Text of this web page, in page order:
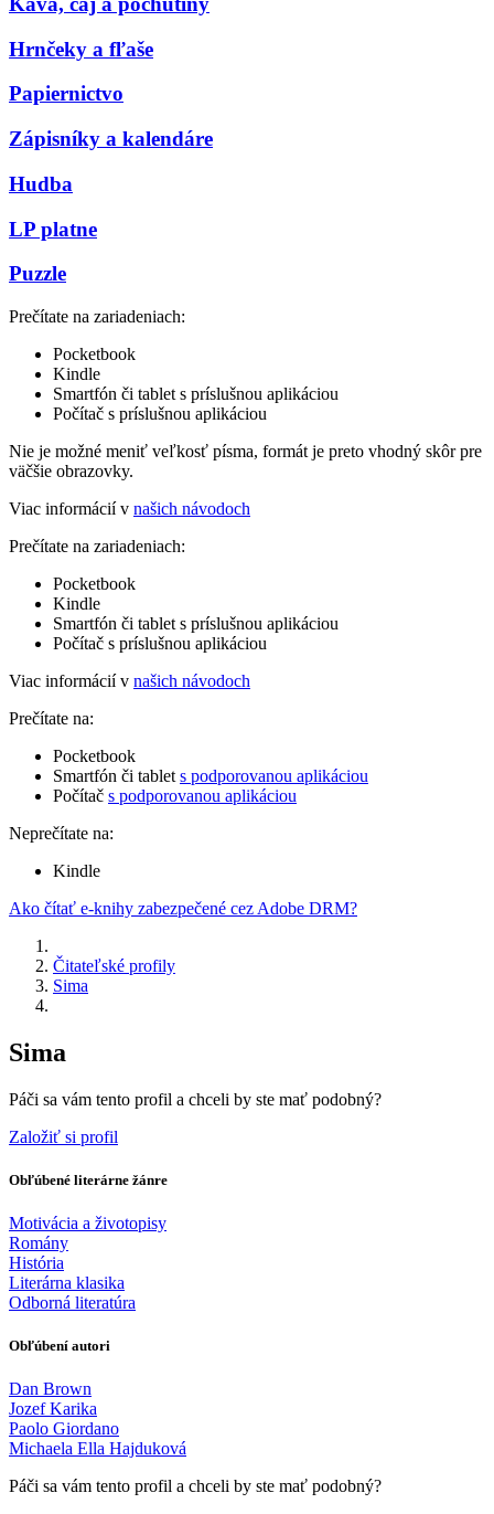
Hrnčeky a fľaše
Papiernictvo
Zápisníky a kalendáre
Hudba
LP platne
Puzzle
Prečítate na zariadeniach:
Pocketbook
Kindle
Smartfón či tablet s príslušnou aplikáciou
Počítač s príslušnou aplikáciou
Nie je možné meniť veľkosť písma, formát je preto vhodný skôr pre
väčšie obrazovky.
Viac informácií v našich návodoch
Prečítate na zariadeniach:
Pocketbook
Kindle
Smartfón či tablet s príslušnou aplikáciou
Počítač s príslušnou aplikáciou
Viac informácií v našich návodoch
Prečítate na:
Pocketbook
Smartfón či tablet s podporovanou aplikáciou
Počítač s podporovanou aplikáciou
Neprečítate na:
Kindle
Ako čítať e-knihy zabezpečené cez Adobe DRM?
Čitateľské profily
Sima
Sima
Páči sa vám tento profil a chceli by ste mať podobný?
Založiť si profil
Obľúbené literárne žánre
Motivácia a životopisy
Romány
História
Literárna klasika
Odborná literatúra
Obľúbení autori
Dan Brown
Jozef Karika
Paolo Giordano
Michaela Ella Hajduková
Páči sa vám tento profil a chceli by ste mať podobný?